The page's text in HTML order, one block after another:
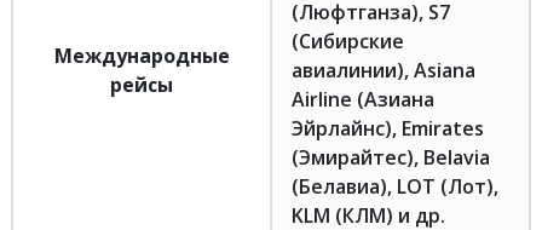
Международные
рейсы
(Люфтганза), S7
(Сибирские
авиалинии), Asiana
Airline (Азиана
Эйрлайнс), Emirates
(Эмирайтес), Belavia
(Белавиа), LOT (Лот),
KLM (КЛМ) и др.